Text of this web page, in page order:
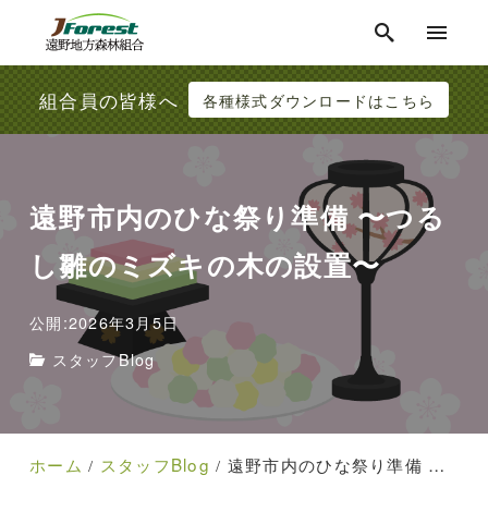
組合員の皆様へ 各種様式ダウンロードはこちら
遠野市内のひな祭り準備 〜つる
し雛のミズキの木の設置〜
公開:2026年3月5日
スタッフBlog
ホーム スタッフBlog 遠野市内のひな祭り準備 〜つるし雛のミズキの木の設置〜